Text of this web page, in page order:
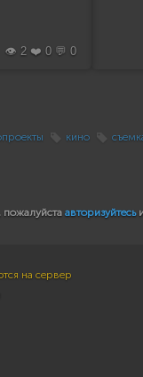
👁️ 2 ❤️ 0 💬 0
кино
пожалуйста авторизуйтесь
на сервер